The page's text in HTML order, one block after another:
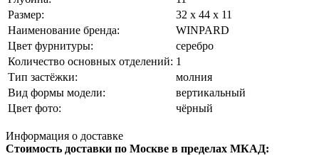
Размер:
32 x 44 x 11
Наименование бренда:
WINPARD
Цвет фурнитуры:
серебро
Количество основных отделений: 1
Тип застёжки:
молния
Вид формы модели:
вертикальный
Цвет фото:
чёрный
Информация о доставке
Стоимость доставки по Москве в пределах МКАД: